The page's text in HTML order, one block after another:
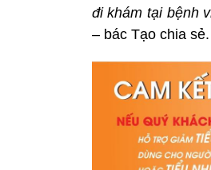
đi khám tại bệnh
– bác Tạo chia sẻ.